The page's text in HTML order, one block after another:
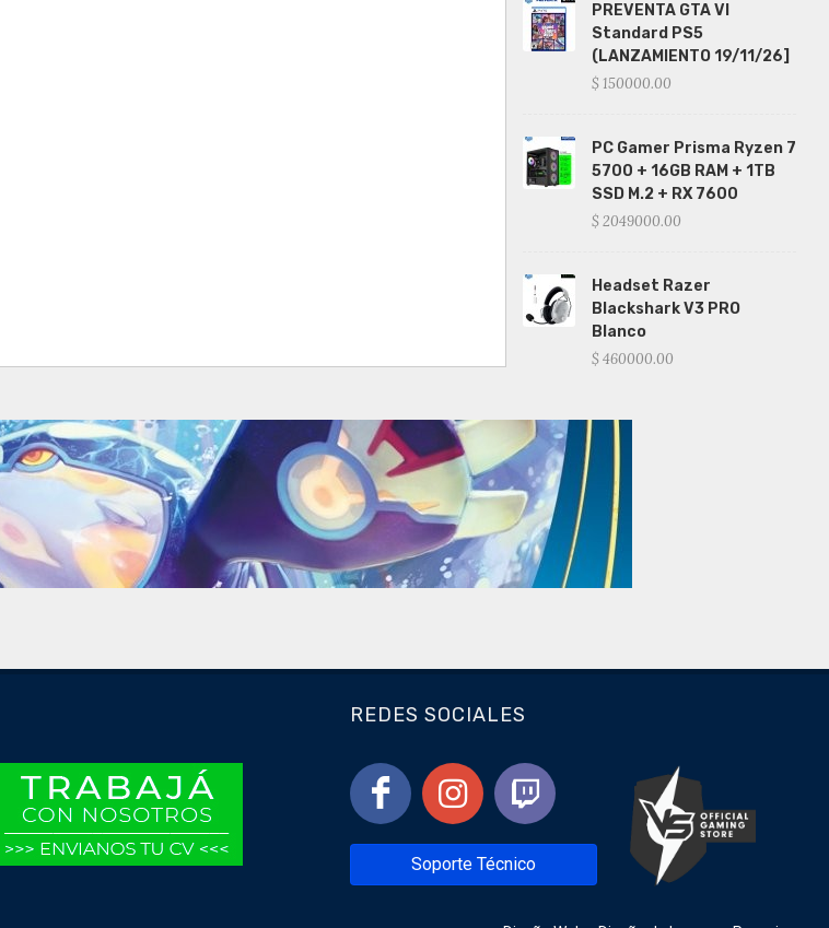
PREVENTA GTA VI
Standard PS5
(LANZAMIENTO 19/11/26]
$ 150000.00
PC Gamer Prisma Ryzen 7
5700 + 16GB RAM + 1TB
SSD M.2 + RX 7600
$ 2049000.00
Headset Razer
Blackshark V3 PRO
Blanco
$ 460000.00
REDES SOCIALES
Soporte Técnico